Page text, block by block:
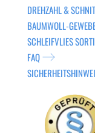
DREHZAHL &
BAUMWOLL-
SCHLEIFVLIES
FAQ